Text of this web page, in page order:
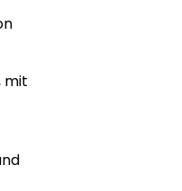
mit